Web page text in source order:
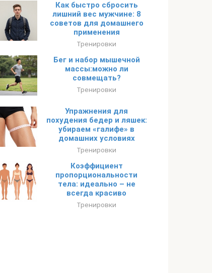
Как быстро сбросить
лишний вес мужчине: 8
советов для домашнего
применения
Тренировки
Бег и набор мышечной
массы:можно ли
совмещать?
Тренировки
Упражнения для
похудения бедер и ляшек:
убираем «галифе» в
домашних условиях
Тренировки
Коэффициент
пропорциональности
тела: идеально – не
всегда красиво
Тренировки